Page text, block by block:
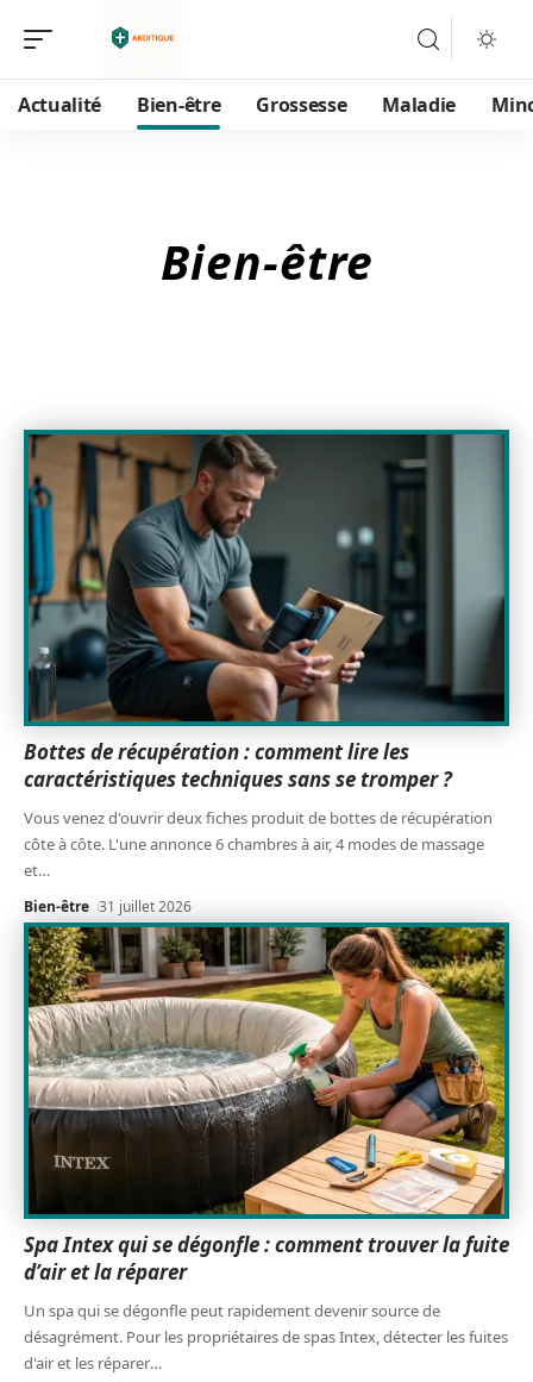
Actualité Bien-être Grossesse Maladie
Bien-être
Bottes de récupération : comment lire les
caractéristiques techniques sans se tromper ?
Vous venez d'ouvrir deux fiches produit de bottes de récupération
côte à côte. L'une annonce 6 chambres à air, 4 modes de massage
et…
Bien-être 31 juillet 2026
Spa Intex qui se dégonfle : comment trouver la fuite
d’air et la réparer
Un spa qui se dégonfle peut rapidement devenir source de
désagrément. Pour les propriétaires de spas Intex, détecter les fuites
d'air et les réparer…